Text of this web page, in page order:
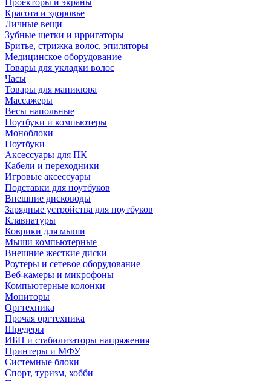
Проекторы и экраны
Красота и здоровье
Личные вещи
Зубные щетки и ирригаторы
Бритье, стрижка волос, эпиляторы
Медицинское оборудование
Товары для укладки волос
Часы
Товары для маникюра
Массажеры
Весы напольные
Ноутбуки и компьютеры
Моноблоки
Ноутбуки
Аксессуары для ПК
Кабели и переходники
Игровые аксессуары
Подставки для ноутбуков
Внешние дисководы
Зарядные устройства для ноутбуков
Клавиатуры
Коврики для мыши
Мыши компьютерные
Внешние жесткие диски
Роутеры и сетевое оборудование
Веб-камеры и микрофоны
Компьютерные колонки
Мониторы
Оргтехника
Прочая оргтехника
Шредеры
ИБП и стабилизаторы напряжения
Принтеры и МФУ
Системные блоки
Спорт, туризм, хобби